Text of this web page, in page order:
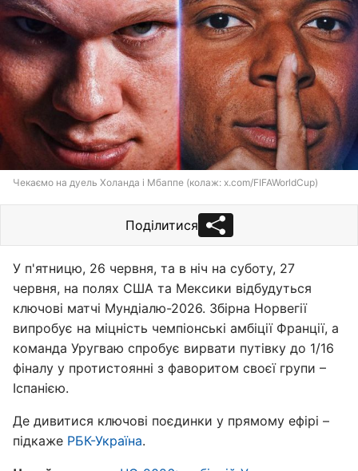
Чекаємо на дуель Холанда і Мбаппе (колаж: x.com/FIFAWorldCup)
Поділитися
У п'ятницю, 26 червня, та в ніч на суботу, 27
червня, на полях США та Мексики відбудуться
ключові матчі Мундіалю-2026. Збірна Норвегії
випробує на міцність чемпіонські амбіції Франції, а
команда Уругваю спробує вирвати путівку до 1/16
фіналу у протистоянні з фаворитом своєї групи –
Іспанією.
Де дивитися ключові поєдинки у прямому ефірі –
підкаже РБК-Україна.